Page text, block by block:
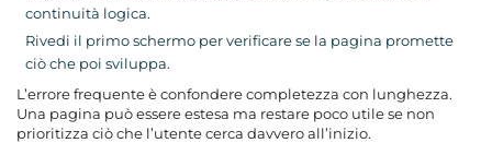
continuità logica.
Rivedi il primo schermo per verificare se la pagina promette
ciò che poi sviluppa.
L’errore frequente è confondere completezza con lunghezza.
Una pagina può essere estesa ma restare poco utile se non
prioritizza ciò che l’utente cerca davvero all’inizio.